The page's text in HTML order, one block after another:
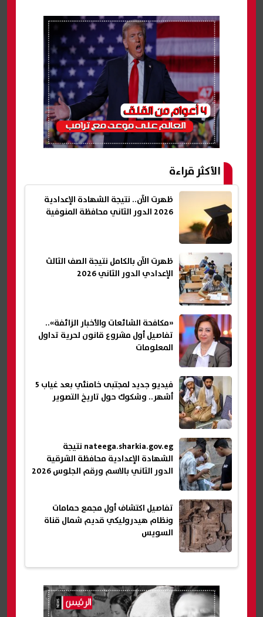
الأكثر قراءة
ظهرت الآن.. نتيجة الشهادة الإعدادية
2026 الدور الثاني محافظة المنوفية
ظهرت الآن بالكامل نتيجة الصف الثالث
الإعدادي الدور الثاني 2026
«مكافحة الشائعات والأخبار الزائفة»..
تفاصيل أول مشروع قانون لحرية تداول
المعلومات
فيديو جديد لمجتبى خامنئي بعد غياب 5
أشهر.. وشكوك حول تاريخ التصوير
nateega.sharkia.gov.eg نتيجة
الشهادة الإعدادية محافظة الشرقية
الدور الثاني بالاسم ورقم الجلوس 2026
تفاصيل اكتشاف أول مجمع حمامات
ونظام هيدروليكي قديم شمال قناة
السويس